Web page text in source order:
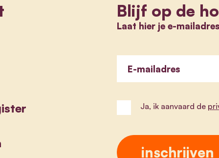
Blijf op de
Laat hier je e-
E-mailadres
Ja, ik aanvaard de